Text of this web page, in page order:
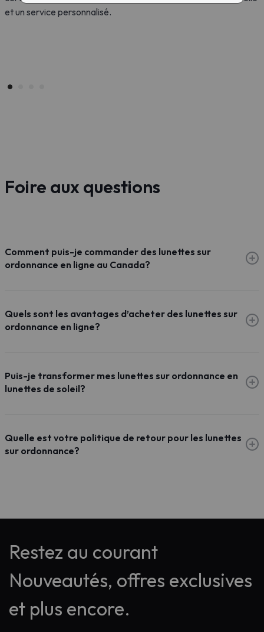
et un service personnalisé.
Foire aux questions
Comment puis-je commander des lunettes sur
ordonnance en ligne au Canada?
Quels sont les avantages d’acheter des lunettes sur
ordonnance en ligne?
Puis-je transformer mes lunettes sur ordonnance en
lunettes de soleil?
Quelle est votre politique de retour pour les lunettes
sur ordonnance?
Restez au courant
Nouveautés, offres exclusives
et plus encore.